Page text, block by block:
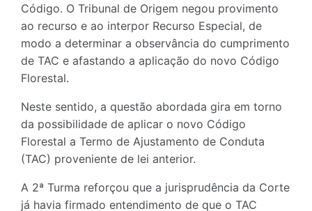
Código. O Tribunal de Origem negou provimento
ao recurso e ao interpor Recurso Especial, de
modo a determinar a observância do cumprimento
de TAC e afastando a aplicação do novo Código
Florestal.
Neste sentido, a questão abordada gira em torno
da possibilidade de aplicar o novo Código
Florestal a Termo de Ajustamento de Conduta
(TAC) proveniente de lei anterior.
A 2ª Turma reforçou que a jurisprudência da Corte
já havia firmado entendimento de que o TAC